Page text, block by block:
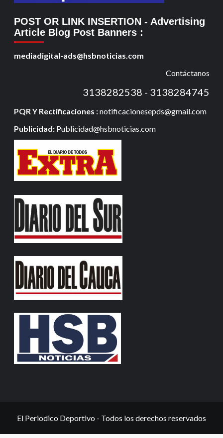
POST OR LINK INSERTION - Advertising
Article Blog Post Banners :
mediadigital-ads@hsbnoticias.com
Contáctanos
3138282538 - 3138284745
PQR Y Rectificaciones :notificacionesepds@gmail.com
Publicidad: Publicidad@hsbnoticias.com